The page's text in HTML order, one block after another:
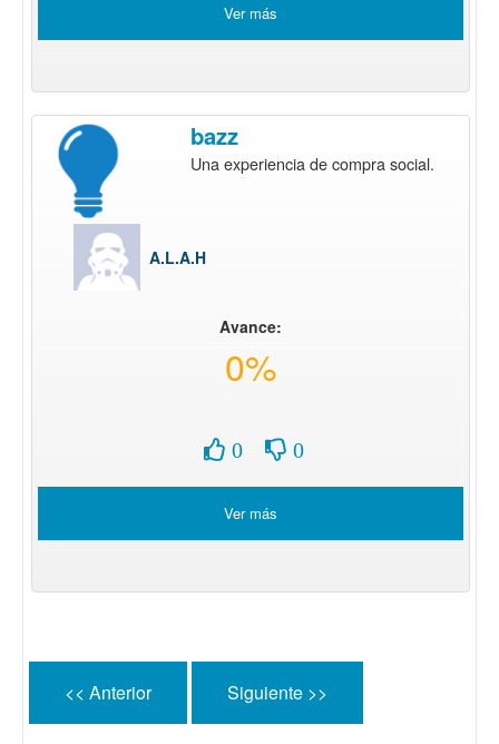
Ver más
bazz
Una experiencia de compra social.
A.L.A.H
Avance:
0%
0 0
Ver más
<< Anterior Siguiente >>